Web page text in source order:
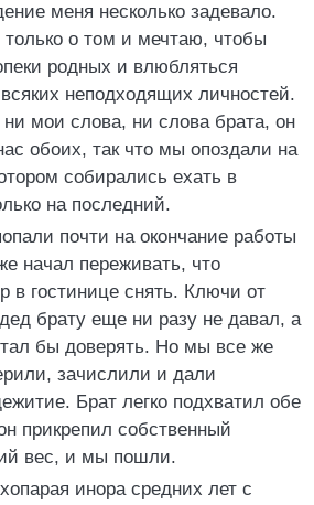
меня несколько задевало.
о том и мечтаю, чтобы
родных и влюбляться
неподходящих личностей.
мои слова, ни слова брата, он
обоих, так что мы опоздали на
собирались ехать в
на последний.
почти на окончание работы
начал переживать, что
в гостинице снять. Ключи от
брату еще ни разу не давал, а
бы доверять. Но мы все же
зачислили и дали
Брат легко подхватил обе
прикрепил собственный
вес, и мы пошли.
инора средних лет с